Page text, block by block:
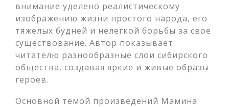
внимание уделено реалистическому
изображению жизни простого народа, его
тяжелых будней и нелегкой борьбы за свое
существование. Автор показывает
читателю разнообразные слои сибирского
общества, создавая яркие и живые образы
героев.
Основной темой произведений Мамина